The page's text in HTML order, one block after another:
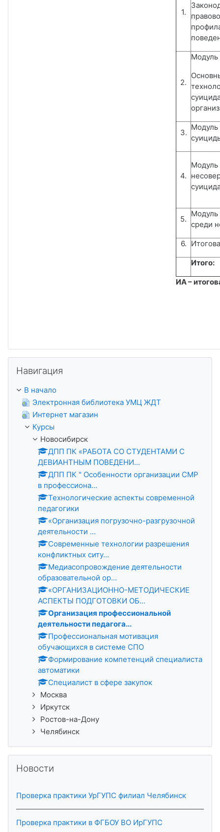
1.
2.
Модуль
3.
Модуль
4.
Модуль
5.
Модуль
среди
6.
Итого:
ИА –
Навигация
В начало
Электронная библиотека УМЦ ЖДТ
Интернет магазин
Курсы
Новосибирск
ДПП ПК «РАБОТА СО СТУДЕНТАМИ С
ДЕВИАНТНЫМ ПОВЕДЕНИ...
ДПП ПК " Особенности организации СМР
в профессиона...
Технологические аспекты современной
педагогики
«Организация погрузочно-разгрузочной
деятельности ...
Современные технологии разрешения
конфликтных ситу...
Медиасопровождение деятельности
образовательной ор...
«ОРГАНИЗАЦИОННО-МЕТОДИЧЕСКИЕ
АСПЕКТЫ ПОДГОТОВКИ ОБ...
Организация профессиональной
деятельности педагога...
Профессиональная мотивация
обучающихся в системе СПО
Формирование компетенций специалиста
автоматики
Специалист в сфере закупок
Москва
Иркутск
Ростов-на-Дону
Челябинск
Новости
Проверка практики УрГУПС филиал Челябинск
Проверка практики в ФГБОУ ВО ИрГУПС